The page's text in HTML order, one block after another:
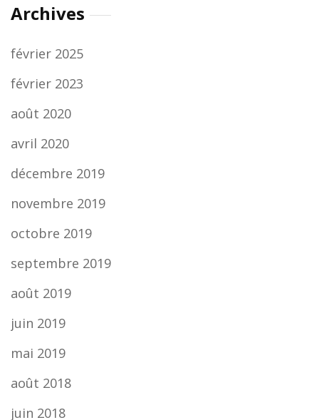
Archives
février 2025
février 2023
août 2020
avril 2020
décembre 2019
novembre 2019
octobre 2019
septembre 2019
août 2019
juin 2019
mai 2019
août 2018
juin 2018